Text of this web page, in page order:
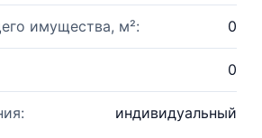
имущества, м²: 0
0
индивидуальный